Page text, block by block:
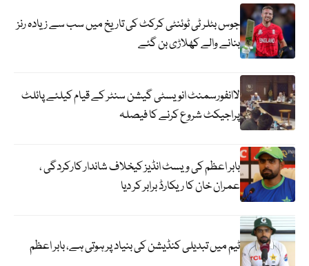
جوس بٹلر ٹی ٹوئنٹی کرکٹ کی تاریخ میں سب سے زیادہ رنز
بنانے والے کھلاڑی بن گئے
لاانفورسمنٹ انویسٹی گیشن سنٹر کے قیام کیلئے پائلٹ
پراجیکٹ شروع کرنے کا فیصلہ
بابر اعظم کی ویسٹ انڈیز کیخلاف شاندار کارکردگی ،
عمران خان کا ریکارڈ برابر کر دیا
ٹیم میں تبدیلی کنڈیشن کی بنیاد پر ہوتی ہے، بابر اعظم